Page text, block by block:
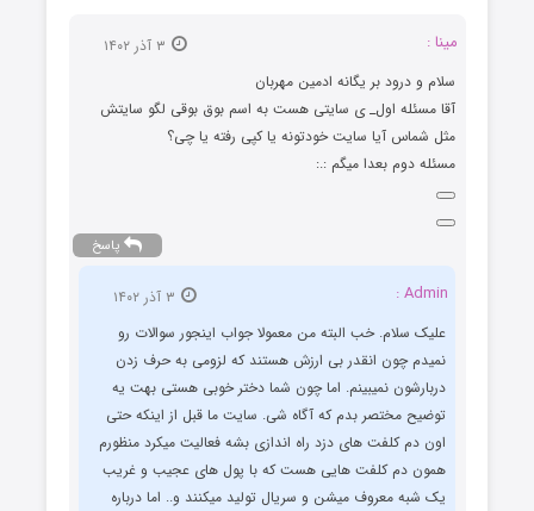
مینا :
۳ آذر ۱۴۰۲
سلام و درود بر یگانه ادمین مهربان
آقا مسئله اول_ ی سایتی هست به اسم بوق بوقی لگو سایتش
مثل شماس آیا سایت خودتونه یا کپی رفته یا چی؟
مسئله دوم بعدا میگم :.:
پاسخ
Admin :
۳ آذر ۱۴۰۲
علیک سلام. خب البته من معمولا جواب اینجور سوالات رو
نمیدم چون انقدر بی ارزش هستند که لزومی به حرف زدن
دربارشون نمیبینم. اما چون شما دختر خوبی هستی بهت یه
توضیح مختصر بدم که آگاه شی. سایت ما قبل از اینکه حتی
اون دم کلفت های دزد راه اندازی بشه فعالیت میکرد منظورم
همون دم کلفت هایی هست که با پول های عجیب و غریب
یک شبه معروف میشن و سریال تولید میکنند و.. اما درباره